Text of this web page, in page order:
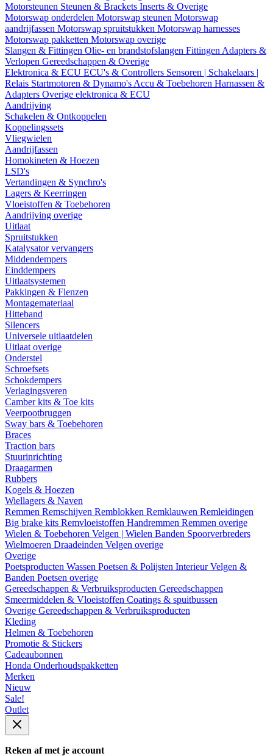
Motorsteunen Steunen & Brackets Inserts & Overige
Motorswap onderdelen Motorswap steunen Motorswap
aandrijfassen Motorswap spruitstukken Motorswap harnesses
Motorswap pakketten Motorswap overige
Slangen & Fittingen Olie- en brandstofslangen Fittingen Adapters &
Verlopen Gereedschappen & Overige
Elektronica & ECU ECU's & Controllers Sensoren | Schakelaars |
Relais Startmotoren & Dynamo's Accu & Toebehoren Harnassen &
Adapters Overige elektronica & ECU
Aandrijving
Schakelen & Ontkoppelen
Koppelingssets
Vliegwielen
Aandrijfassen
Homokineten & Hoezen
LSD's
Vertandingen & Synchro's
Lagers & Keerringen
Vloeistoffen & Toebehoren
Aandrijving overige
Uitlaat
Spruitstukken
Katalysator vervangers
Middendempers
Einddempers
Uitlaatsystemen
Pakkingen & Flenzen
Montagemateriaal
Hitteband
Silencers
Universele uitlaatdelen
Uitlaat overige
Onderstel
Schroefsets
Schokdempers
Verlagingsveren
Camber kits & Toe kits
Veerpootbruggen
Sway bars & Toebehoren
Braces
Traction bars
Stuurinrichting
Draagarmen
Rubbers
Kogels & Hoezen
Wiellagers & Naven
Remmen Remschijven Remblokken Remklauwen Remleidingen
Big brake kits Remvloeistoffen Handremmen Remmen overige
Wielen & Toebehoren Velgen | Wielen Banden Spoorverbreders
Wielmoeren Draadeinden Velgen overige
Overige
Poetsproducten Wassen Poetsen & Polijsten InterieurVelgen &
Banden Poetsen overige
Gereedschappen & Verbruiksproducten Gereedschappen
Smeermiddelen & Vloeistoffen Coatings & spuitbussen
Overige Gereedschappen & Verbruiksproducten
Kleding
Helmen & Toebehoren
Promotie & Stickers
Cadeaubonnen
Honda Onderhoudspakketten
Merken
Nieuw
Sale!
Outlet
Reken af met je account